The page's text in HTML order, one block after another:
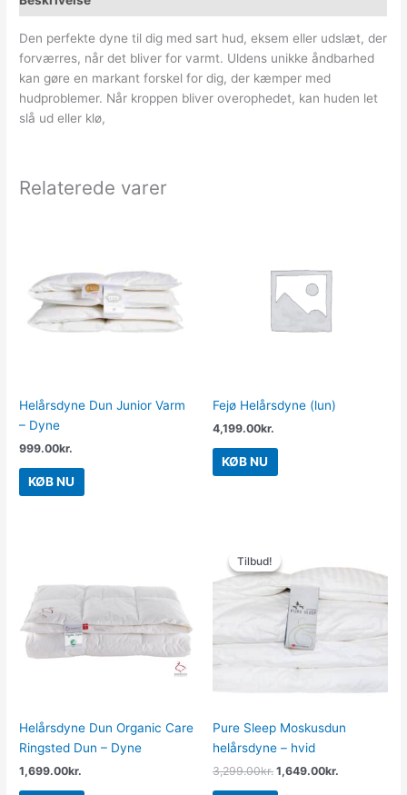
Den perfekte dyne til dig med sart hud, eksem eller udslæt, der
forværres, når det bliver for varmt. Uldens unikke åndbarhed
kan gøre en markant forskel for dig, der kæmper med
hudproblemer. Når kroppen bliver overophedet, kan huden let
slå ud eller klø,
Relaterede varer
Helårsdyne Dun Junior Varm
– Dyne
999.00kr.
KØB NU
Fejø Helårsdyne (lun)
4,199.00kr.
KØB NU
Helårsdyne Dun Organic Care
Ringsted Dun – Dyne
1,699.00kr.
Tilbud!
Tilbud!
Pure Sleep Moskusdun
helårsdyne – hvid
3,299.00kr.
pris
var:
3,299.00kr..
1,649.00kr.
pris
1,649.00kr..